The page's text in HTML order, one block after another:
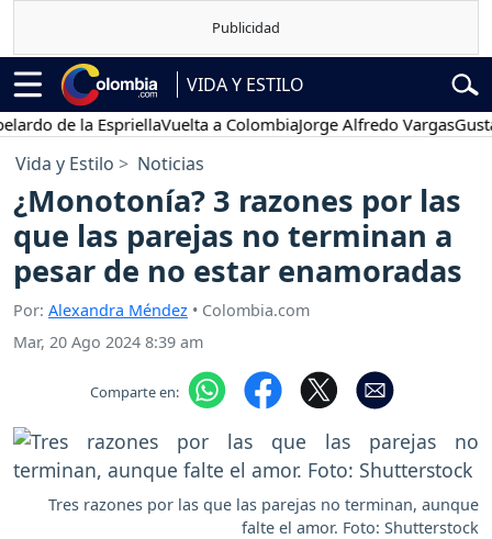
VIDA Y ESTILO
de la EspriellaVuelta a ColombiaJorge Alfredo VargasGustavo
Vida y Estilo Noticias
¿Monotonía? 3 razones por las
que las parejas no terminan a
pesar de no estar enamoradas
Por: Alexandra Méndez • Colombia.com
Mar, 20 Ago 2024 8:39 am
Comparte en:
Tres razones por las que las parejas no terminan, aunque
falte el amor. Foto: Shutterstock